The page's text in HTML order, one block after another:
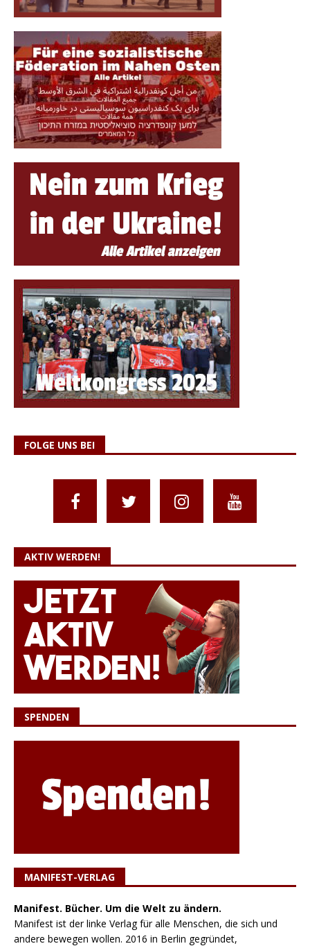
FOLGE UNS BEI
AKTIV WERDEN!
SPENDEN
MANIFEST-VERLAG
Manifest. Bücher. Um die Welt zu ändern.
Manifest ist der linke Verlag für alle Menschen, die sich und
andere bewegen wollen. 2016 in Berlin gegründet,